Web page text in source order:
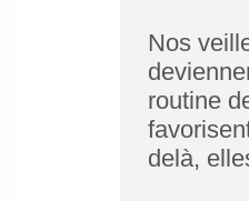
Nos
routine
delà,